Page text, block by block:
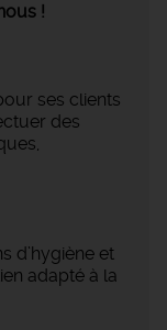
!
ses clients
des
d’hygiène et
adapté à la